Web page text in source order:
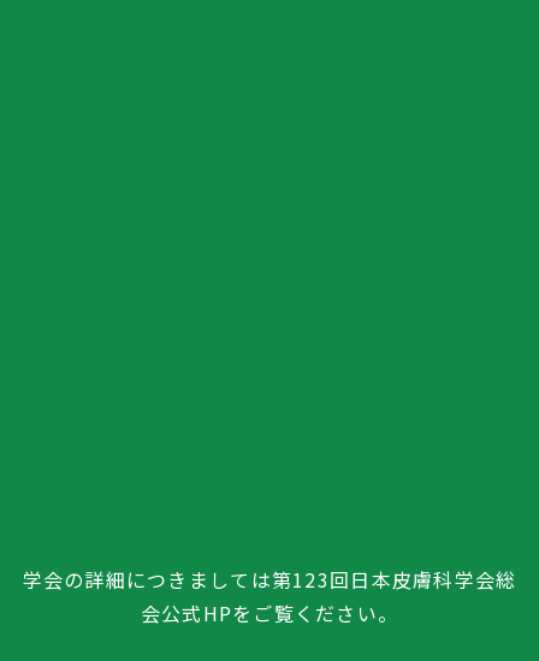
学会の詳細につきましては第123回日本皮膚科学会総
会公式HPをご覧ください。